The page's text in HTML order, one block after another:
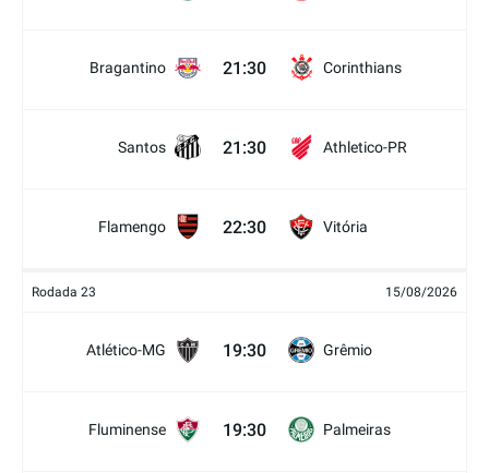
Bragantino 21:30 Corinthians
Santos 21:30 Athletico-PR
Flamengo 22:30 Vitória
Rodada 23 15/08/2026
Atlético-MG 19:30 Grêmio
Fluminense 19:30 Palmeiras